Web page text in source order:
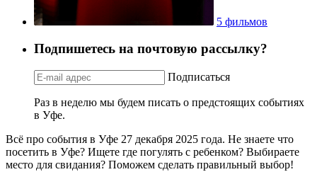
5 фильмов
Подпишетесь на почтовую рассылку?
Подписаться
Раз в неделю мы будем писать о предстоящих событиях
в Уфе.
Всё про события в Уфе 27 декабря 2025 года. Не знаете что
посетить в Уфе? Ищете где погулять с ребенком? Выбираете
место для свидания? Поможем сделать правильный выбор!